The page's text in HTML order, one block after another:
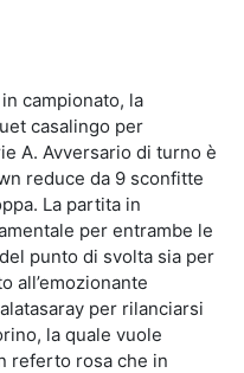
campionato, la
casalingo per
A. Avversario di turno è
reduce da 9 sconfitte
La partita in
per entrambe le
punto di svolta sia per
all’emozionante
per rilanciarsi
la quale vuole
referto rosa che in